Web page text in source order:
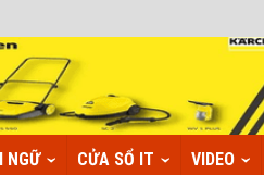
NGỮ CỬA SỔ IT VIDEO